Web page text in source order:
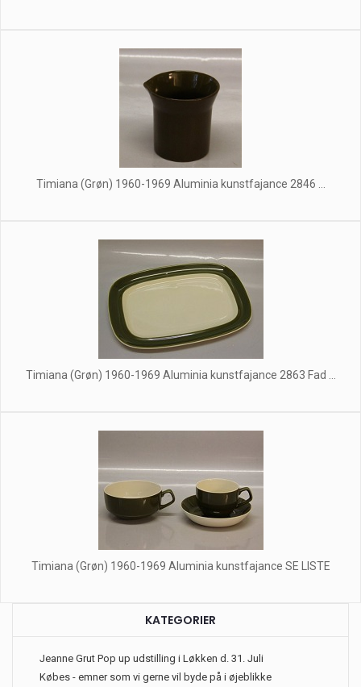
Timiana (Grøn) 1960-1969 Aluminia kunstfajance 2846 ...
Timiana (Grøn) 1960-1969 Aluminia kunstfajance 2863 Fad ...
Timiana (Grøn) 1960-1969 Aluminia kunstfajance SE LISTE
KATEGORIER
Jeanne Grut Pop up udstilling i Løkken d. 31. Juli
Købes - emner som vi gerne vil byde på i øjeblikke